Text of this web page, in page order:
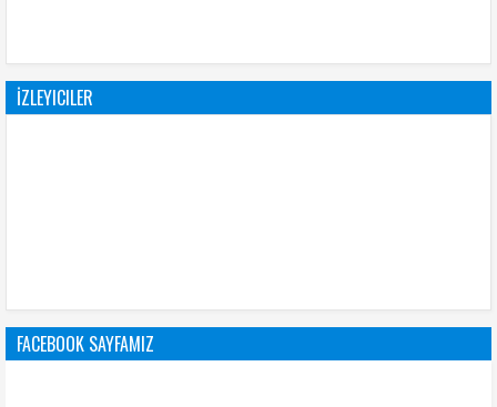
İZLEYICILER
FACEBOOK SAYFAMIZ